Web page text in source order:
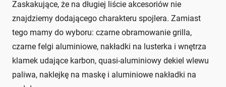
Zaskakujące, że na długiej liście akcesoriów nie
znajdziemy dodającego charakteru spojlera. Zamiast
tego mamy do wyboru: czarne obramowanie grilla,
czarne felgi aluminiowe, nakładki na lusterka i wnętrza
klamek udające karbon, quasi-aluminiowy dekiel wlewu
paliwa, naklejkę na maskę i aluminiowe nakładki na